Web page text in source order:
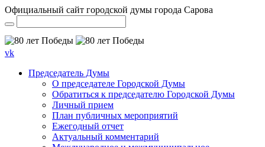
Официальный сайт городской думы города Сарова
vk
Председатель Думы
О председателе Городской Думы
Обратиться к председателю Городской Думы
Личный прием
План публичных мероприятий
Ежегодный отчет
Актуальный комментарий